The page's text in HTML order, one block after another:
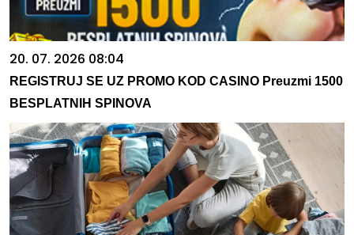
20. 07. 2026 08:04
REGISTRUJ SE UZ PROMO KOD CASINO Preuzmi 1500
BESPLATNIH SPINOVA